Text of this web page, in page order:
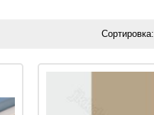
Сортировка: